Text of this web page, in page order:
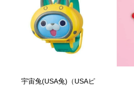
宇宙兔(USA兔)（USAピ